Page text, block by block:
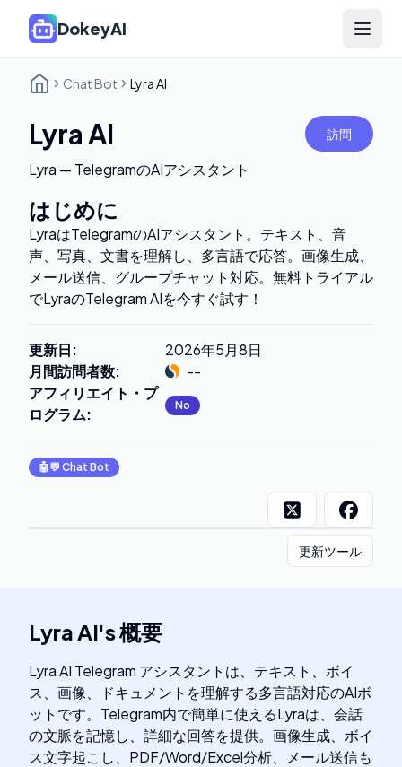
DokeyAI Open
Chat Bot Lyra AI
Lyra AI 訪問
Lyra — TelegramのAIアシスタント
はじめに
LyraはTelegramのAIアシスタント。テキスト、音
声、写真、文書を理解し、多言語で応答。画像生成、
メール送信、グループチャット対応。無料トライアル
でLyraのTelegram AIを今すぐ試す！
更新日:
2026年5月8日
月間訪問者数:
--
アフィリエイト・プ
ログラム: No
🤖💬 Chat Bot
更新ツール
Lyra AI's概要
Lyra AI Telegram アシスタントは、テキスト、ボイ
ス、画像、ドキュメントを理解する多言語対応のAIボ
ットです。Telegram内で簡単に使えるLyraは、会話
の文脈を記憶し、詳細な回答を提供。画像生成、ボイ
ス文字起こし、PDF/Word/Excel分析、メール送信も